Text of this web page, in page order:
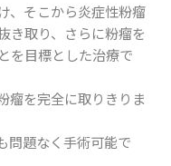
、そこから炎症性粉瘤
き取り、さらに粉瘤を
を目標とした治療で
瘤を完全に取りきりま
問題なく手術可能で